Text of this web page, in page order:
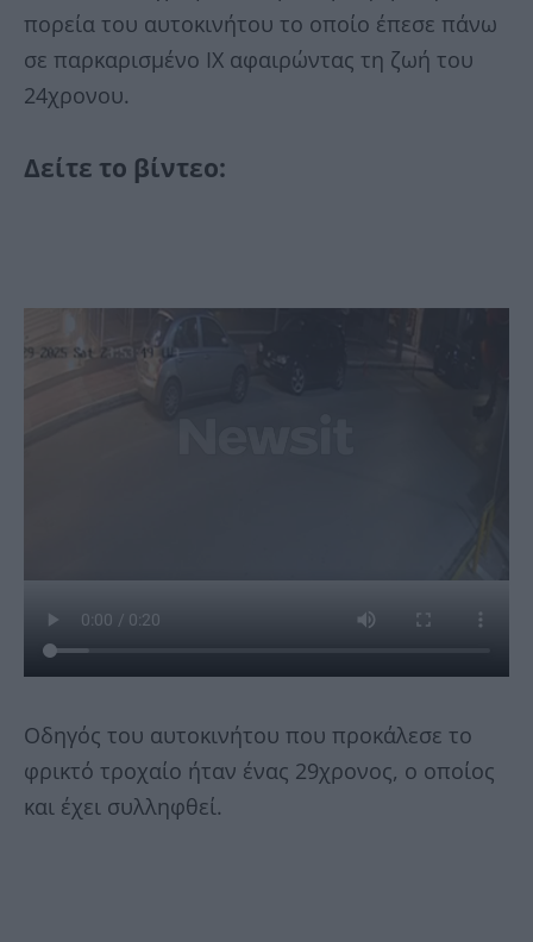
πορεία του αυτοκινήτου το οποίο έπεσε πάνω
σε παρκαρισμένο ΙΧ αφαιρώντας τη ζωή του
24χρονου.
Δείτε το βίντεο:
Οδηγός του αυτοκινήτου που προκάλεσε το
φρικτό τροχαίο ήταν ένας 29χρονος, ο οποίος
και έχει συλληφθεί.